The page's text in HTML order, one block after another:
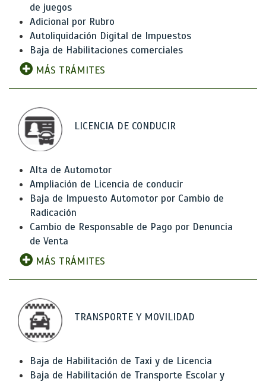
de juegos
Adicional por Rubro
Autoliquidación Digital de Impuestos
Baja de Habilitaciones comerciales
MÁS TRÁMITES
LICENCIA DE CONDUCIR
Alta de Automotor
Ampliación de Licencia de conducir
Baja de Impuesto Automotor por Cambio de
Radicación
Cambio de Responsable de Pago por Denuncia
de Venta
MÁS TRÁMITES
TRANSPORTE Y MOVILIDAD
Baja de Habilitación de Taxi y de Licencia
Baja de Habilitación de Transporte Escolar y